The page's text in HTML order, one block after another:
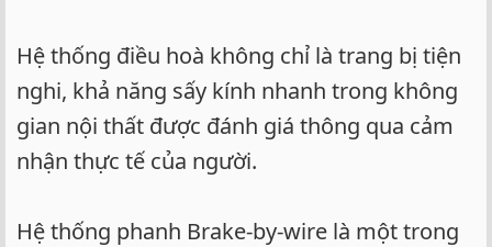
Hệ thống điều hoà không chỉ là trang bị tiện
nghi, khả năng sấy kính nhanh trong không
gian nội thất được đánh giá thông qua cảm
nhận thực tế của người.
Hệ thống phanh Brake-by-wire là một trong